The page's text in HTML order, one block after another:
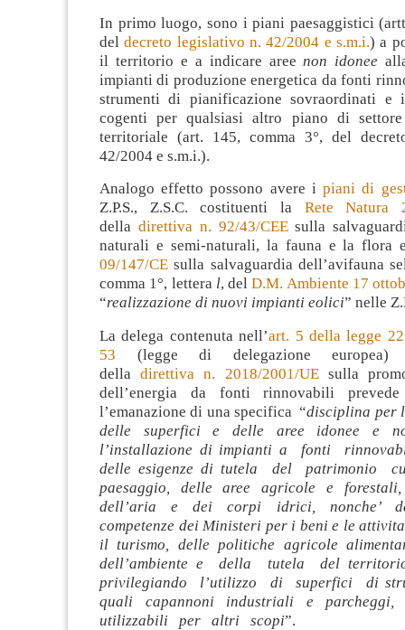
In primo luogo, sono i piani paesaggistici
deldecreto legislativo n. 42/2004 e s.m.i.) a
il territorio e a indicare areenon idonee
impianti di produzione energetica da fonti
strumenti di pianificazione sovraordinati e
cogenti per qualsiasi altro piano di
territoriale (art. 145, comma 3°, del
42/2004 e s.m.i.).
Analogo effetto possono avere ipiani di
Z.P.S., Z.S.C. costituenti la Rete Natura
della direttiva n. 92/43/CEEsulla
naturali e semi-naturali, la fauna e la
09/147/CE sulla salvaguardia dell’avifauna
comma 1°, lettera l, delD.M. Ambiente 17
“realizzazione di nuovi impianti eolici” nelle
La delega contenuta nell’art. 5 della legge
53 (legge di delegazione europea)
delladirettiva n. 2018/2001/UEsulla
dell’energia da fonti rinnovabili prevede
l’emanazione di una specifica “disciplina per
delle superfici e delle aree idonee e
l’installazione di impianti a fonti
delle esigenze di tutela del patrimonio
paesaggio, delle aree agricole e
dell’aria e dei corpi idrici, nonche’
competenze dei Ministeri per i beni e le
il turismo, delle politiche agricole
dell’ambiente e della tutela del
privilegiando l’utilizzo di superfici di
quali capannoni industriali e
utilizzabili per altri scopi”.